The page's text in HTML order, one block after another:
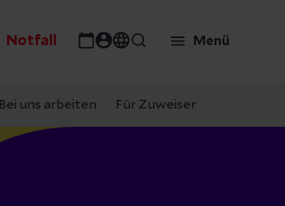
Notfall Menü
Bei uns arbeiten Für Zuweiser